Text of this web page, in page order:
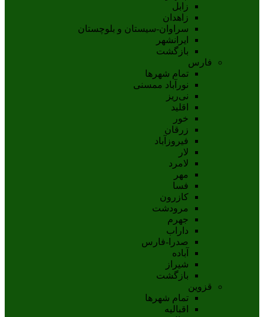
زابل
زاهدان
سراوان-سيستان و بلوچستان
ايرانشهر
بازگشت
فارس
تمام شهر‌ها
نورآباد ممسنی
نی‌ریز
اقلید
خور
زرقان
فیروزآباد
لار
لامرد
مهر
فسا
کازرون
مرودشت
جهرم
داراب
صدرا-فارس
آباده
شيراز
بازگشت
قزوین
تمام شهر‌ها
اقبالیه